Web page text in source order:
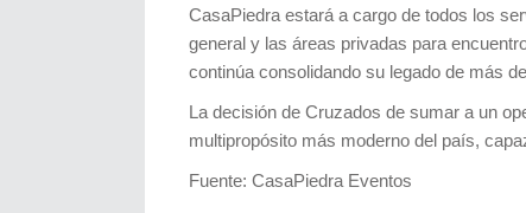
CasaPiedra estará a cargo de todos los
general y las áreas privadas para
continúa consolidando su legado de más
La decisión de Cruzados de sumar a un
multipropósito más moderno del país,
Fuente: CasaPiedra Eventos